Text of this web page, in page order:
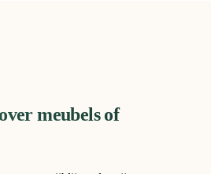
meubels of